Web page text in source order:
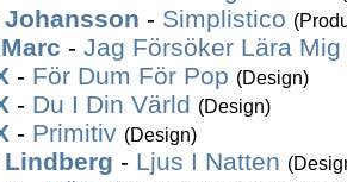
- Simplistico
- Jag Försöker Lära
- För Dum För Pop (Design)
- Du I Din Värld (Design)
- Primitiv (Design)
- Ljus I Natten